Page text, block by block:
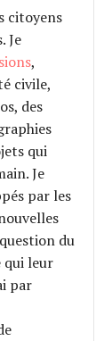
citoyens
Je
,
civile,
des
qui
Je
par les
du
qui leur
par